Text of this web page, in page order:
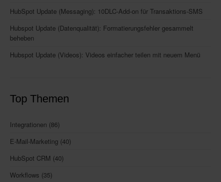
HubSpot Update (Messaging): 10DLC-Add-on für Transaktions-SMS
Hubspot Update (Datenqualität): Formatierungsfehler gesammelt
beheben
Hubspot Update (Videos): Videos einfacher teilen mit neuem Menü
Top Themen
Integrationen (86)
E-Mail-Marketing (40)
HubSpot CRM (40)
Workflows (35)